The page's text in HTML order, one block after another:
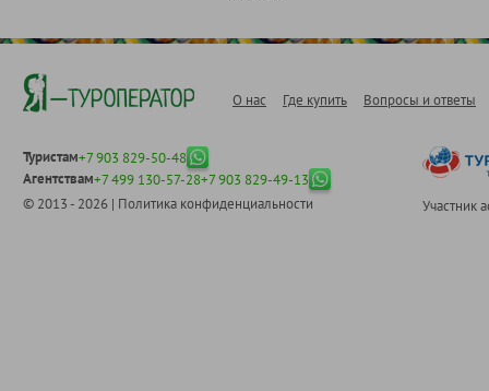
О нас Где купить Вопросы и ответы
Туристам+7 903 829-50-48
Агентствам+7 499 130-57-28+7 903 829-49-13
© 2013 - 2026 | Политика конфиденциальности Участник